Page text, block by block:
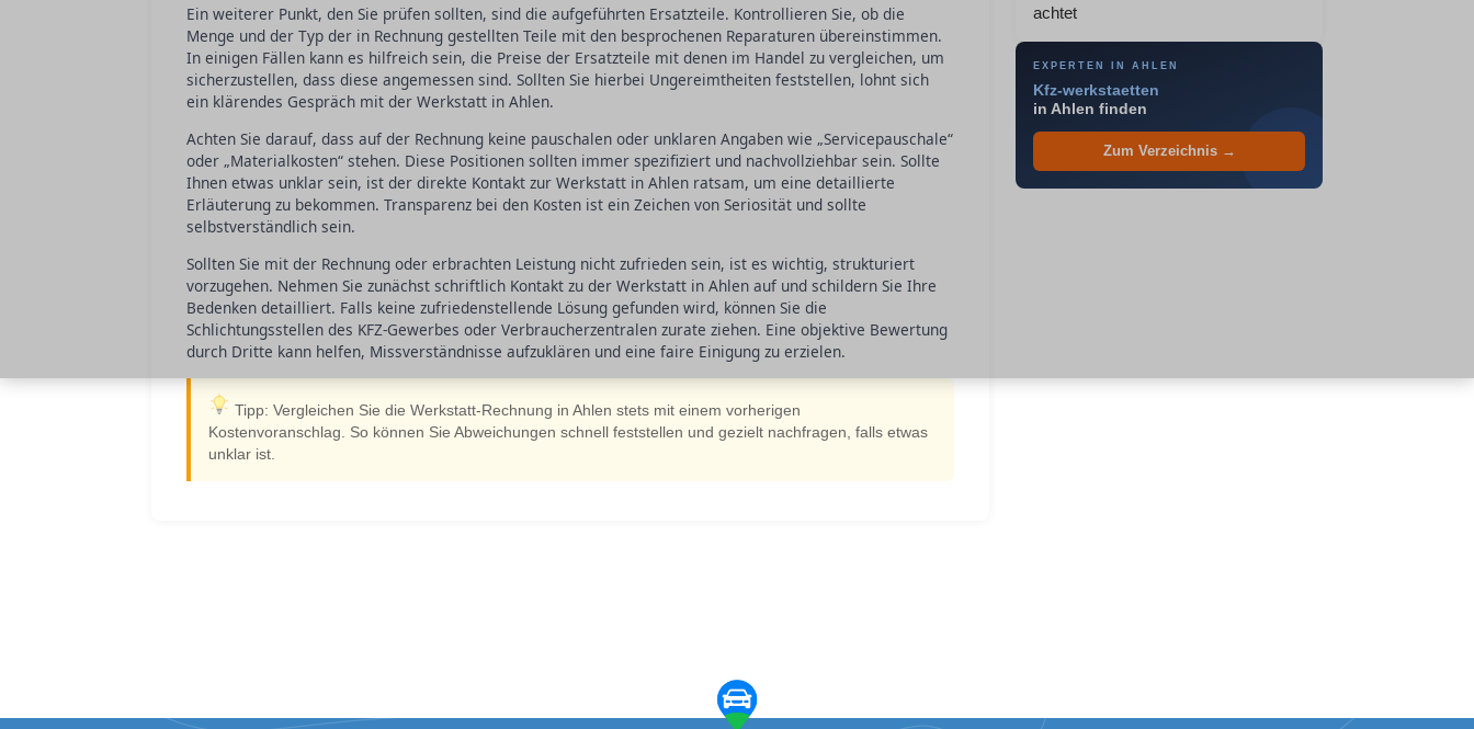
Ein weiterer Punkt, den Sie prüfen sollten, sind die aufgeführten Ersatzteile. Kontrollieren Sie, ob die
Menge und der Typ der in Rechnung gestellten Teile mit den besprochenen Reparaturen übereinstimmen.
In einigen Fällen kann es hilfreich sein, die Preise der Ersatzteile mit denen im Handel zu vergleichen, um
sicherzustellen, dass diese angemessen sind. Sollten Sie hierbei Ungereimtheiten feststellen, lohnt sich
ein klärendes Gespräch mit der Werkstatt in Ahlen.
Achten Sie darauf, dass auf der Rechnung keine pauschalen oder unklaren Angaben wie „Servicepauschale“
oder „Materialkosten“ stehen. Diese Positionen sollten immer spezifiziert und nachvollziehbar sein. Sollte
Ihnen etwas unklar sein, ist der direkte Kontakt zur Werkstatt in Ahlen ratsam, um eine detaillierte
Erläuterung zu bekommen. Transparenz bei den Kosten ist ein Zeichen von Seriosität und sollte
selbstverständlich sein.
Sollten Sie mit der Rechnung oder erbrachten Leistung nicht zufrieden sein, ist es wichtig, strukturiert
vorzugehen. Nehmen Sie zunächst schriftlich Kontakt zu der Werkstatt in Ahlen auf und schildern Sie Ihre
Bedenken detailliert. Falls keine zufriedenstellende Lösung gefunden wird, können Sie die
Schlichtungsstellen des KFZ-Gewerbes oder Verbraucherzentralen zurate ziehen. Eine objektive Bewertung
durch Dritte kann helfen, Missverständnisse aufzuklären und eine faire Einigung zu erzielen.
Tipp: Vergleichen Sie die Werkstatt-Rechnung in Ahlen stets mit einem vorherigen
Kostenvoranschlag. So können Sie Abweichungen schnell feststellen und gezielt nachfragen, falls etwas
unklar ist.
achtet
EXPERTEN IN AHLEN
Kfz-werkstaetten
in Ahlen finden
Zum Verzeichnis →